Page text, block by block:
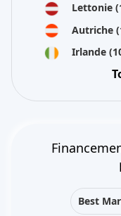
Lettonie
Autriche
Irlande
Best